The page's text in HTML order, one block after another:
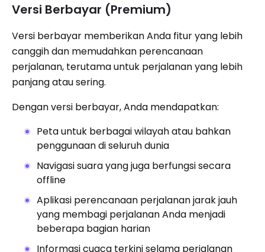
Versi Berbayar (Premium)
Versi berbayar memberikan Anda fitur yang lebih
canggih dan memudahkan perencanaan
perjalanan, terutama untuk perjalanan yang lebih
panjang atau sering.
Dengan versi berbayar, Anda mendapatkan:
Peta untuk berbagai wilayah atau bahkan
penggunaan di seluruh dunia
Navigasi suara yang juga berfungsi secara
offline
Aplikasi perencanaan perjalanan jarak jauh
yang membagi perjalanan Anda menjadi
beberapa bagian harian
Informasi cuaca terkini selama perjalanan